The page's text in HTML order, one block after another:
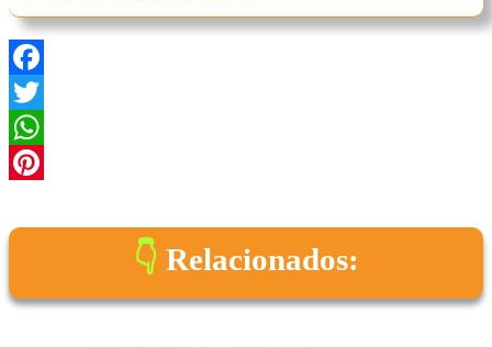
Facebook
Twitter
WhatsApp
Relacionados: